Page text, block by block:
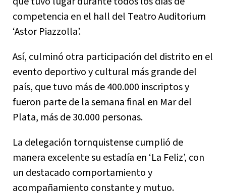
competencia en el hall del Teatro Auditorium
‘Astor Piazzolla’.
Así, culminó otra participación del distrito en el
evento deportivo y cultural más grande del
país, que tuvo más de 400.000 inscriptos y
fueron parte de la semana final en Mar del
Plata, más de 30.000 personas.
La delegación tornquistense cumplió de
manera excelente su estadía en ‘La Feliz’, con
un destacado comportamiento y
acompañamiento constante y mutuo.